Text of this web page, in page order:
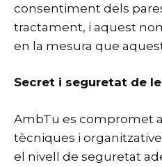
consentiment dels
tractament, i aquest
en la mesura que
Secret i seguretat de
AmbTu es compromet
tècniques i
el nivell de seguretat